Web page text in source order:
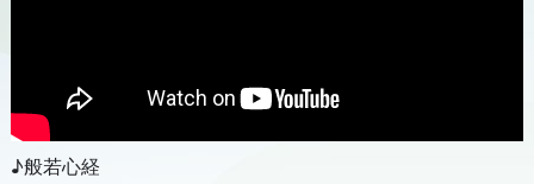
♪般若心経